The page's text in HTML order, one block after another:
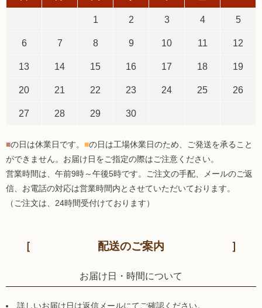
1 2 3 4 5
6 7 8 9 10 11 12
13 14 15 16 17 18 19
20 21 22 23 24 25 26
27 28 29 30
■の日は休業日です。 ■の日は工場休業日のため、ご発送を承ること
ができません。お届け日をご指定の際はご注意ください。
営業時間は、午前9時～午後5時です。ご注文の手配、メールのご返
信、お電話の対応は営業時間内とさせていただいております。
（ご注文は、24時間受付けております）
配送のご案内
お届け日・時間について
詳しいお届け日は返信メールにてご確認ください。